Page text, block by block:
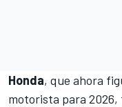
Honda, que ahora
motorista para